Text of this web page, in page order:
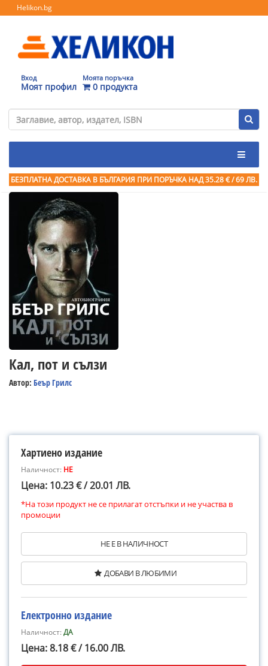
Helikon.bg
Вход
Моят профил
Моята поръчка
0 продукта
БЕЗПЛАТНА ДОСТАВКА В БЪЛГАРИЯ ПРИ ПОРЪЧКА НАД 35.28 € / 69 ЛВ.
Кал, пот и сълзи
Автор: Беър Грилс
Хартиено издание
Наличност: НЕ
Цена: 10.23 € / 20.01 ЛВ.
*На този продукт не се прилагат отстъпки и не участва в
промоции
НЕ Е В НАЛИЧНОСТ
ДОБАВИ В ЛЮБИМИ
Електронно издание
Наличност:ДА
Цена: 8.18 € / 16.00 ЛВ.